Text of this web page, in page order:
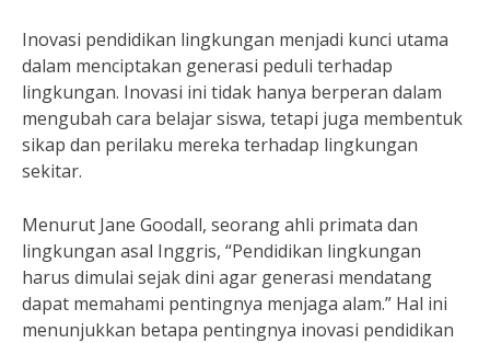
Inovasi pendidikan lingkungan menjadi kunci utama
dalam menciptakan generasi peduli terhadap
lingkungan. Inovasi ini tidak hanya berperan dalam
mengubah cara belajar siswa, tetapi juga membentuk
sikap dan perilaku mereka terhadap lingkungan
sekitar.
Menurut Jane Goodall, seorang ahli primata dan
lingkungan asal Inggris, “Pendidikan lingkungan
harus dimulai sejak dini agar generasi mendatang
dapat memahami pentingnya menjaga alam.” Hal ini
menunjukkan betapa pentingnya inovasi pendidikan